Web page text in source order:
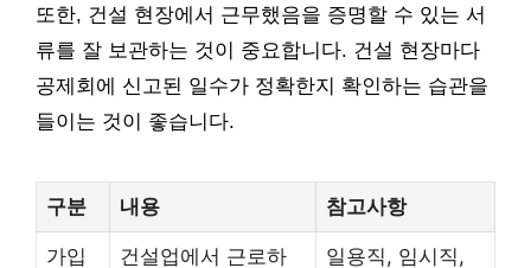
또한, 건설 현장에서 근무했음을 증명할 수 있는 서
류를 잘 보관하는 것이 중요합니다. 건설 현장마다
공제회에 신고된 일수가 정확한지 확인하는 습관을
들이는 것이 좋습니다.
구분 내용 참고사항
가입 건설업에서 근로하 일용직, 임시직,